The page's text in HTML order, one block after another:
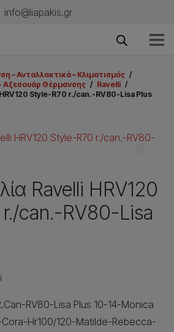
info@liapakis.gr
– Ανταλλακτικά – Κλιματισμός /
Aξεσουάρ Θέρμανσης / Ravelli /
Style-R70 r./can.-RV80-Lisa Plus
Ravelli HRV120
can.-RV80-Lisa
RV80-Lisa Plus 10-14-Monica
Cora-Hr100/120-Matilde-Rebecca-